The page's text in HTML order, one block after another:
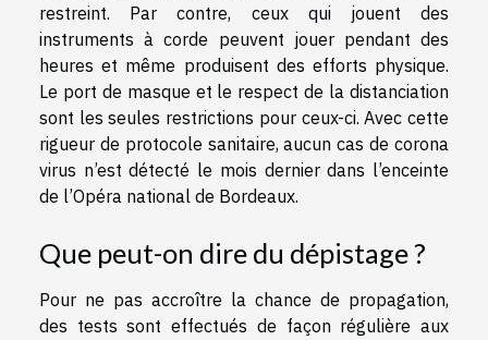
restreint. Par contre, ceux qui jouent des
instruments à corde peuvent jouer pendant des
heures et même produisent des efforts physique.
Le port de masque et le respect de la distanciation
sont les seules restrictions pour ceux-ci. Avec cette
rigueur de protocole sanitaire, aucun cas de corona
virus n’est détecté le mois dernier dans l’enceinte
de l’Opéra national de Bordeaux.
Que peut-on dire du dépistage ?
Pour ne pas accroître la chance de propagation,
des tests sont effectués de façon régulière aux